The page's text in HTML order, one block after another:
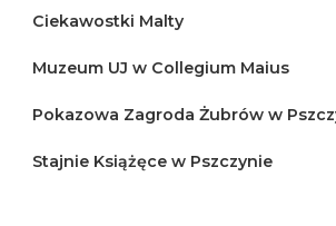
Ciekawostki Malty
Muzeum UJ w Collegium Maius
Pokazowa Zagroda Żubrów w
Stajnie Książęce w Pszczynie